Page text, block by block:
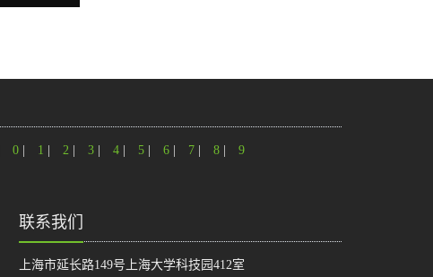
0 1 2 3 4 5 6 7 8 9
联系我们
上海市延长路149号上海大学科技园412室